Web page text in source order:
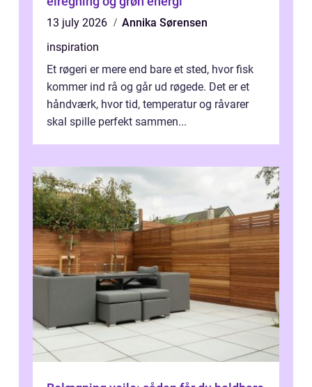
13 july 2026
Annika Sørensen
inspiration
Et røgeri er mere end bare et sted, hvor fisk
kommer ind rå og går ud røgede. Det er et
håndværk, hvor tid, temperatur og råvarer
skal spille perfekt sammen...